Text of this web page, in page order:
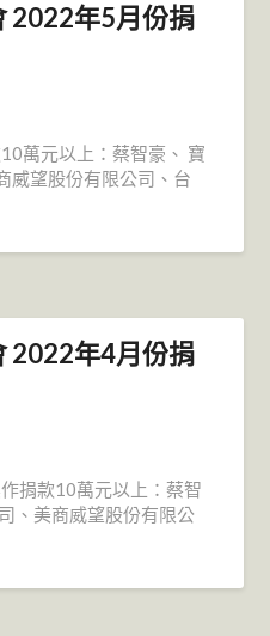
2022年5月份捐
萬元以上：蔡智豪、 寶
威望股份有限公司、台
2022年4月份捐
捐款10萬元以上：蔡智
、美商威望股份有限公